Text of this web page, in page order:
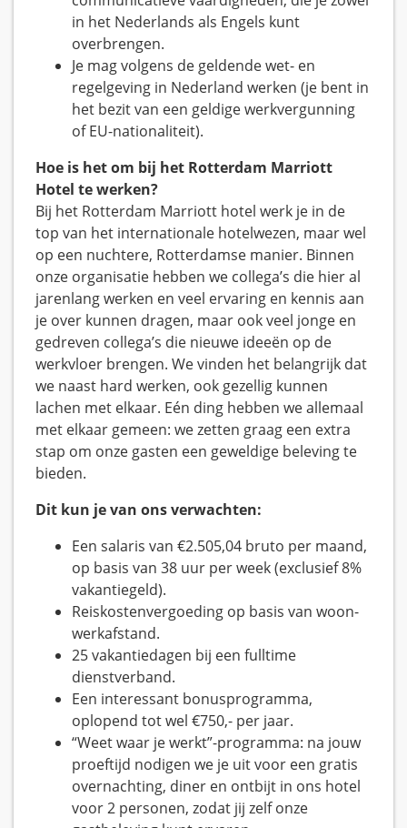
in het Nederlands als Engels kunt
overbrengen.
Je mag volgens de geldende wet- en
regelgeving in Nederland werken (je bent in
het bezit van een geldige werkvergunning
of EU-nationaliteit).
Hoe is het om bij het Rotterdam Marriott
Hotel te werken?
Bij het Rotterdam Marriott hotel werk je in de
top van het internationale hotelwezen, maar wel
op een nuchtere, Rotterdamse manier. Binnen
onze organisatie hebben we collega’s die hier al
jarenlang werken en veel ervaring en kennis aan
je over kunnen dragen, maar ook veel jonge en
gedreven collega’s die nieuwe ideeën op de
werkvloer brengen. We vinden het belangrijk dat
we naast hard werken, ook gezellig kunnen
lachen met elkaar. Eén ding hebben we allemaal
met elkaar gemeen: we zetten graag een extra
stap om onze gasten een geweldige beleving te
bieden.
Dit kun je van ons verwachten:
Een salaris van €2.505,04 bruto per maand,
op basis van 38 uur per week (exclusief 8%
vakantiegeld).
Reiskostenvergoeding op basis van woon-
werkafstand.
25 vakantiedagen bij een fulltime
dienstverband.
Een interessant bonusprogramma,
oplopend tot wel €750,- per jaar.
“Weet waar je werkt”-programma: na jouw
proeftijd nodigen we je uit voor een gratis
overnachting, diner en ontbijt in ons hotel
voor 2 personen, zodat jij zelf onze